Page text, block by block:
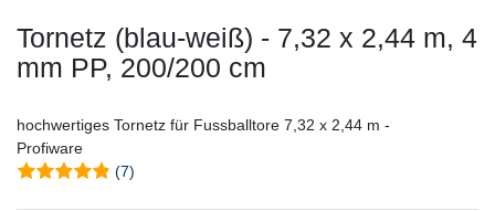
Tornetz (blau-weiß) - 7,32 x 2,44 m, 4
mm PP, 200/200 cm
hochwertiges Tornetz für Fussballtore 7,32 x 2,44 m -
Profiware
(7)